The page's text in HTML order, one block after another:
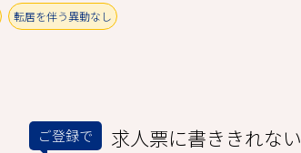
転居を伴う異動なし
ご登録で
求人票に書ききれない